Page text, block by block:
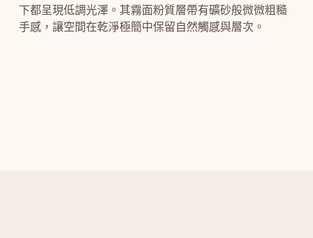
下都呈現低調光澤。其霧面粉質層帶有礦砂般微微粗糙
手感，讓空間在乾淨極簡中保留自然觸感與層次。